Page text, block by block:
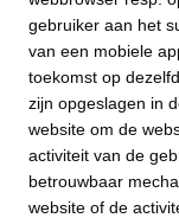
gebruiker aan het
van een mobiele
toekomst op
zijn opgeslagen in
website om de
activiteit van de
betrouwbaar
website of de